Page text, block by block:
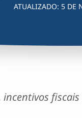
ATUALIZADO: 5 DE